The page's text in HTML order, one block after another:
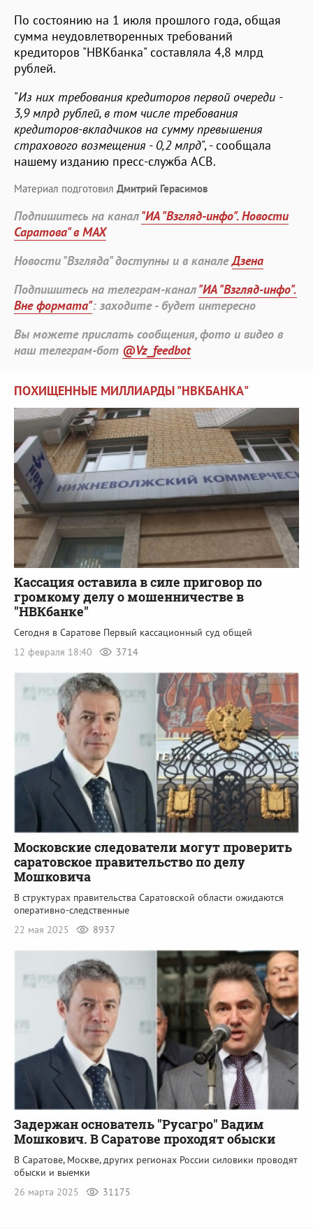
По состоянию на 1 июля прошлого года, общая
сумма неудовлетворенных требований
кредиторов "НВКбанка" составляла 4,8 млрд
рублей.
"Из них требования кредиторов первой очереди -
3,9 млрд рублей, в том числе требования
кредиторов-вкладчиков на сумму превышения
страхового возмещения - 0,2 млрд", - сообщала
нашему изданию пресс-служба АСВ.
Материал подготовил Дмитрий Герасимов
Подпишитесь на канал"ИА "Взгляд-инфо". Новости
Саратова" в MAX
Новости "Взгляда" доступны и в каналеДзена
Подпишитесь на телеграм-канал"ИА "Взгляд-инфо".
Вне формата": заходите - будет интересно
Вы можете прислать сообщения, фото и видео в
наш телеграм-бот @Vz_feedbot
ПОХИЩЕННЫЕ МИЛЛИАРДЫ "НВКБАНКА"
Кассация оставила в силе приговор по
громкому делу о мошенничестве в
"НВКбанке"
Сегодня в Саратове Первый кассационный суд общей
12 февраля 18:40
3714
Московские следователи могут проверить
саратовское правительство по делу
Мошковича
В структурах правительства Саратовской области ожидаются
оперативно-следственные
22 мая 2025
8937
Задержан основатель "Русагро" Вадим
Мошкович. В Саратове проходят обыски
В Саратове, Москве, других регионах России силовики проводят
обыски и выемки
26 марта 2025
31175